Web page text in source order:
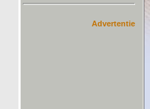
Advertentie